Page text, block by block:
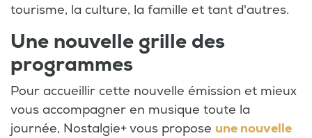
tourisme, la culture, la famille et tant d'autres.
Une nouvelle grille des
programmes
Pour accueillir cette nouvelle émission et mieux
vous accompagner en musique toute la
journée, Nostalgie+ vous propose une nouvelle